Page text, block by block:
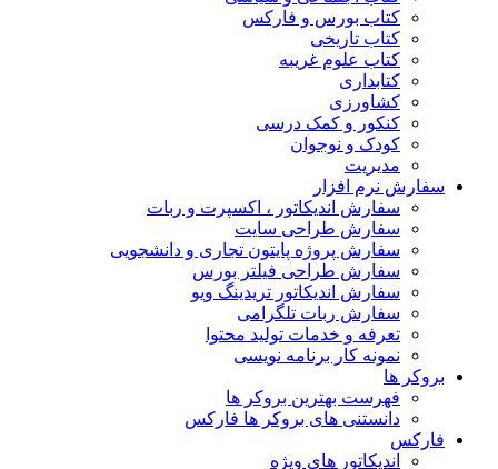
کتاب بورس و فارکس
کتاب تاریخی
کتاب علوم غریبه
کتابداری
کشاورزی
کنکور و کمک‌ درسی
کودک و نوجوان
مدیریت
سفارش نرم افزار
سفارش اندیکاتور ، اکسپرت و ربات
سفارش طراحی سایت
سفارش پروژه پایتون تجاری و دانشجویی
سفارش طراحی فیلتر بورس
سفارش اندیکاتور تریدینگ ویو
سفارش ربات تلگرامی
تعرفه و خدمات تولید محتوا
نمونه کار برنامه نویسی
بروکر ها
فهرست بهترین بروکر ها
دانستنی های بروکر ها فارکس
فارکس
اندیکاتور های ویژه